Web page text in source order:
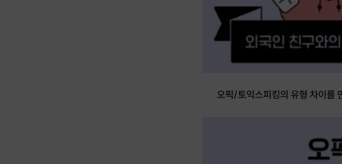
오픽/토익스피킹의 유형 차이를